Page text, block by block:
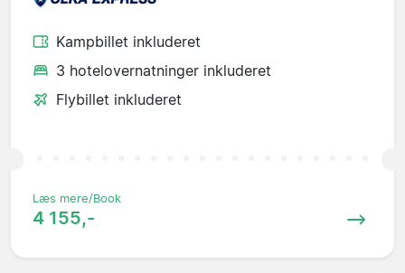
Kampbillet inkluderet
3 hotelovernatninger inkluderet
Flybillet inkluderet
Læs mere/Book
4 155,-